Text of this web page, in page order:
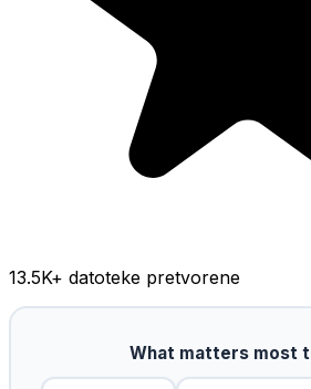
13.5K+ datoteke pretvorene
What matters most